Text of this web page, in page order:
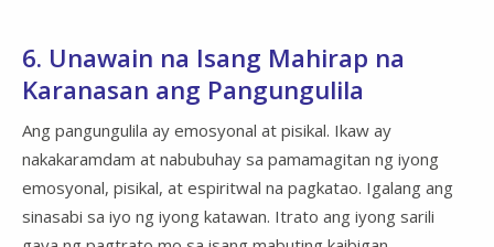
6. Unawain na Isang Mahirap na
Karanasan ang Pangungulila
Ang pangungulila ay emosyonal at pisikal. Ikaw ay
nakakaramdam at nabubuhay sa pamamagitan ng iyong
emosyonal, pisikal, at espiritwal na pagkatao. Igalang ang
sinasabi sa iyo ng iyong katawan. Itrato ang iyong sarili